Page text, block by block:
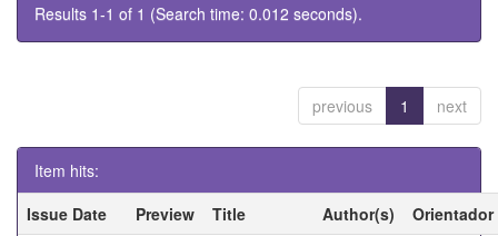
Results 1-1 of 1 (Search time: 0.012 seconds).
previous 1 next
Item hits:
Issue Date
Preview Title Author(s)
Orientador